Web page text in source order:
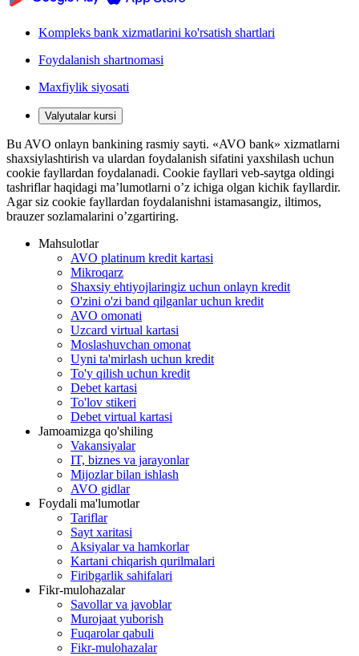
Kompleks bank xizmatlarini ko'rsatish shartlari
Foydalanish shartnomasi
Maxfiylik siyosati
Valyutalar kursi
Bu AVO onlayn bankining rasmiy sayti. «AVO bank» xizmatlarni
shaxsiylashtirish va ulardan foydalanish sifatini yaxshilash uchun
cookie fayllardan foydalanadi. Cookie fayllari veb-saytga oldingi
tashriflar haqidagi ma’lumotlarni o’z ichiga olgan kichik fayllardir.
Agar siz cookie fayllardan foydalanishni istamasangiz, iltimos,
brauzer sozlamalarini o’zgartiring.
Mahsulotlar
AVO platinum kredit kartasi
Mikroqarz
Shaxsiy ehtiyojlaringiz uchun onlayn kredit
O'zini o'zi band qilganlar uchun kredit
AVO omonati
Uzcard virtual kartasi
Moslashuvchan omonat
Uyni ta'mirlash uchun kredit
To'y qilish uchun kredit
Debet kartasi
To'lov stikeri
Debet virtual kartasi
Jamoamizga qo'shiling
Vakansiyalar
IT, biznes va jarayonlar
Mijozlar bilan ishlash
AVO gidlar
Foydali ma'lumotlar
Tariflar
Sayt xaritasi
Aksiyalar va hamkorlar
Kartani chiqarish qurilmalari
Firibgarlik sahifalari
Fikr-mulohazalar
Savollar va javoblar
Murojaat yuborish
Fuqarolar qabuli
Fikr-mulohazalar